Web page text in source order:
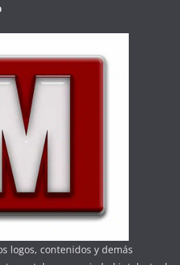
logos, contenidos y demás